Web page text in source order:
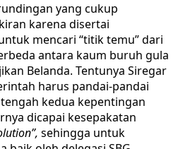
yang cukup
karena disertai
mencari “titik temu” dari
antara kaum buruh gula
Belanda. Tentunya Siregar
harus pandai-pandai
kedua kepentingan
dicapai kesepakatan
sehingga untuk